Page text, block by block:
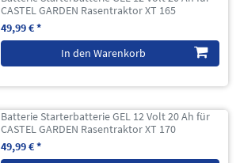
CASTEL GARDEN Rasentraktor XT 165
49,99 € *
In den Warenkorb
Batterie Starterbatterie GEL 12 Volt 20 Ah für
CASTEL GARDEN Rasentraktor XT 170
49,99 € *